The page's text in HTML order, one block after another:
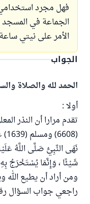
فهل مجرد
الجماعة في
الأمر على نيتي
الجواب
الحمد لله والصلاة
أولا :
تقدم مرارا أن النذر
نَهَى النَّبِيُّ صَلَّى اللَّهُ
شَيْئًا ، وَإِنَّمَا يُسْتَخْرَجُ
ومن أراد أن يطيع الله
راجعي جواب السؤال